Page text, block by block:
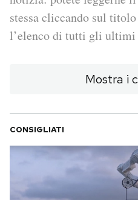
NEWSLETTER
CALENDARIO
AREA PERSONALE
stessa cliccando sul
l’elenco di tutti gli ultimi
Mostra i
CONSIGLIATI